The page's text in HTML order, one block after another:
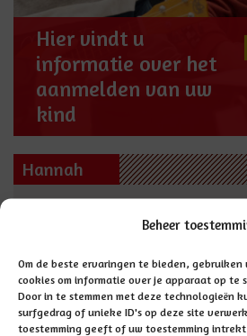
Beheer
Om de beste ervaringen te bieden, gebruiken
cookies om informatie over je apparaat op te
Door in te stemmen met deze technologieën
surfgedrag of unieke ID's op deze site
toestemming geeft of uw toestemming
Hier vindt u
informatie over het
aanmelden van uw
kind
Hannah